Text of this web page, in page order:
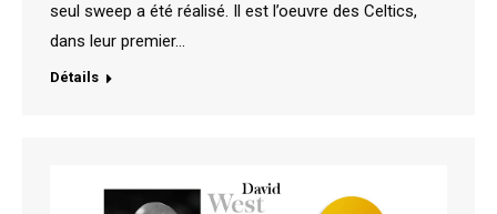
seul sweep a été réalisé. Il est l’oeuvre des Celtics,
dans leur premier…
Détails